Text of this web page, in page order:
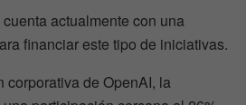
actualmente con una
financiar este tipo de iniciativas.
corporativa de OpenAI, la